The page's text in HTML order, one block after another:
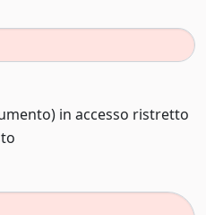
in accesso ristretto